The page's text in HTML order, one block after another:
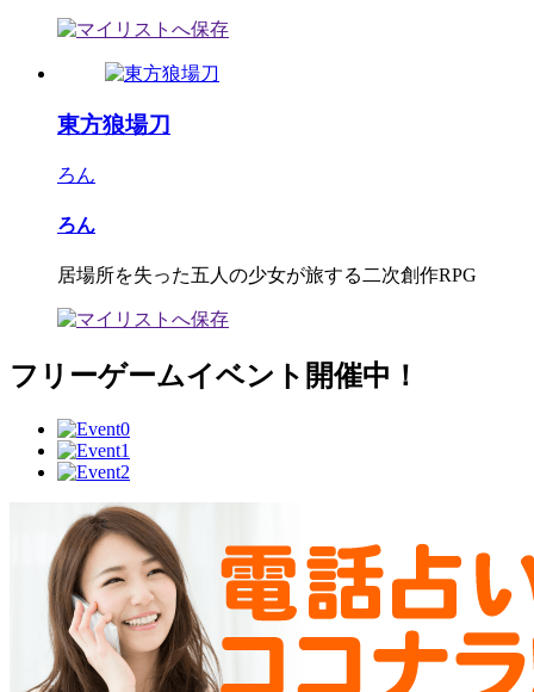
東方狼場刀
ろん
ろん
居場所を失った五人の少女が旅する二次創作RPG
フリーゲームイベント開催中！